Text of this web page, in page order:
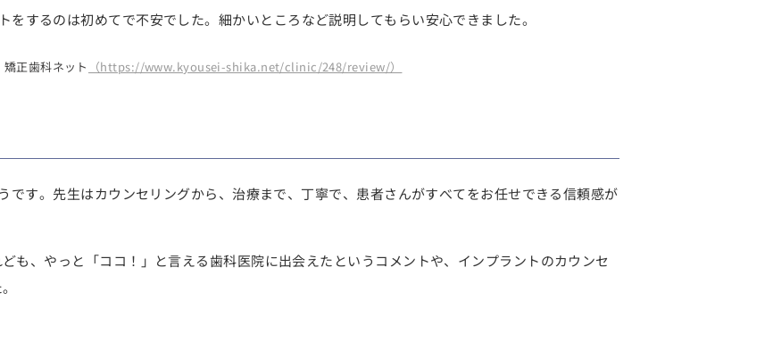
をするのは初めてで不安でした。細かいところなど説明してもらい安心できました。
正歯科ネット （https://www.kyousei-shika.net/clinic/248/review/）
です。先生はカウンセリングから、治療まで、丁寧で、患者さんがすべてをお任せできる信頼感が
も、やっと「ココ！」と言える歯科医院に出会えたというコメントや、インプラントのカウンセ